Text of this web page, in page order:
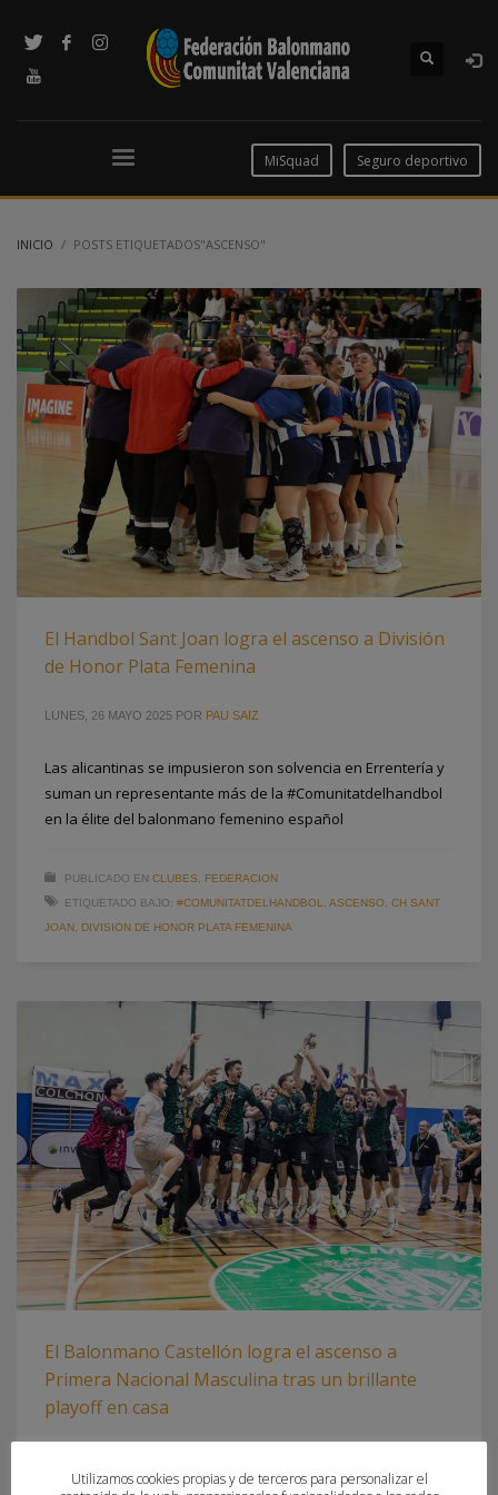
MiSquad Seguro deportivo
INICIO POSTS ETIQUETADOS"ASCENSO"
El Handbol Sant Joan logra el ascenso a División
de Honor Plata Femenina
LUNES, 26 MAYO 2025 POR PAU SAIZ
Las alicantinas se impusieron son solvencia en Errentería y
suman un representante más de la #Comunitatdelhandbol
en la élite del balonmano femenino español
PUBLICADO EN CLUBES
FEDERACION
ETIQUETADO BAJO: #COMUNITATDELHANDBOL ASCENSO CH SANT
JOAN
DIVISION DE HONOR PLATA FEMENINA
El Balonmano Castellón logra el ascenso a
Primera Nacional Masculina tras un brillante
playoff en casa
Utilizamos cookies propias y de terceros para personalizar el